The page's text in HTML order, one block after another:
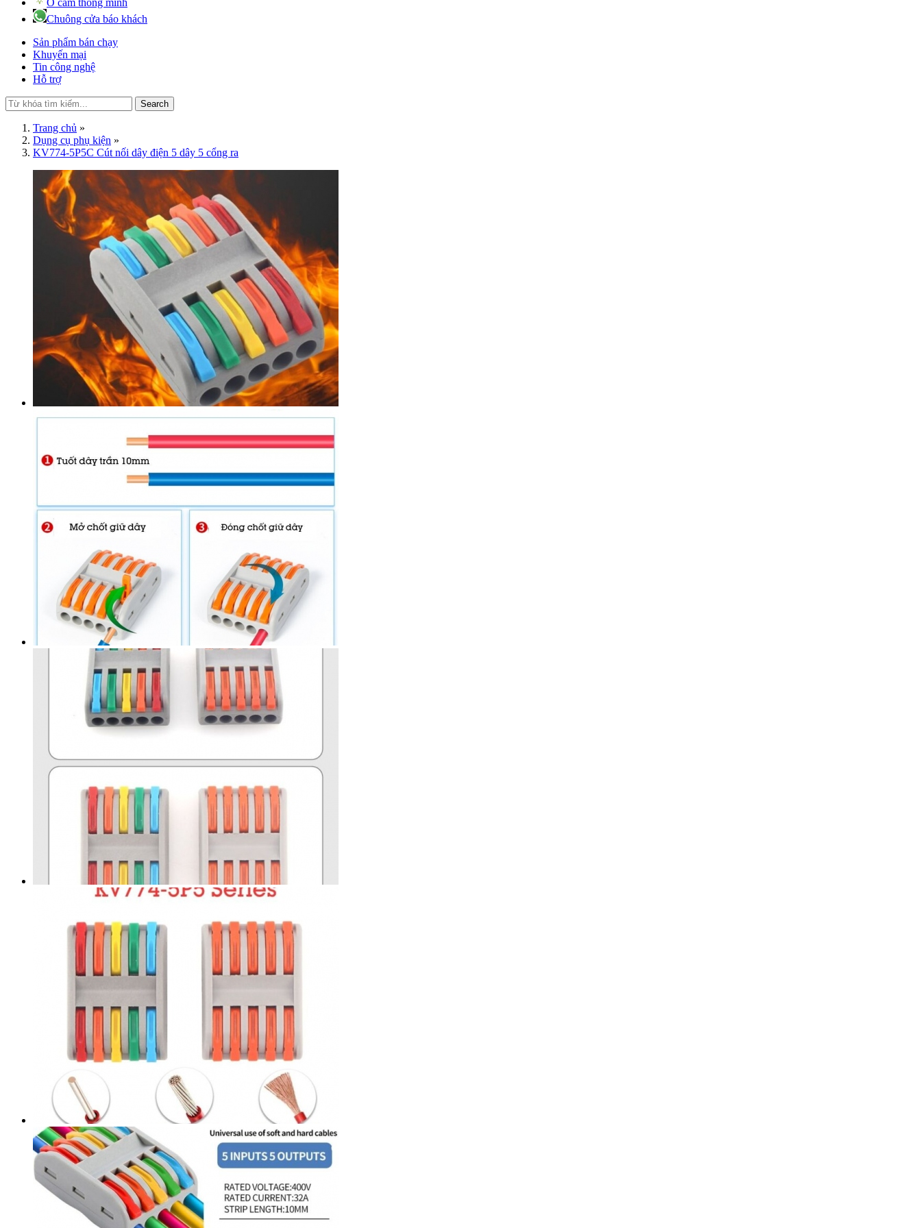
Ổ cắm thông minh
Chuông cửa báo khách
Sản phẩm bán chạy
Khuyến mại
Tin công nghệ
Hỗ trợ
Search
Trang chủ »
Dụng cụ phụ kiện »
KV774-5P5C Cút nối dây điện 5 dây 5 cổng ra